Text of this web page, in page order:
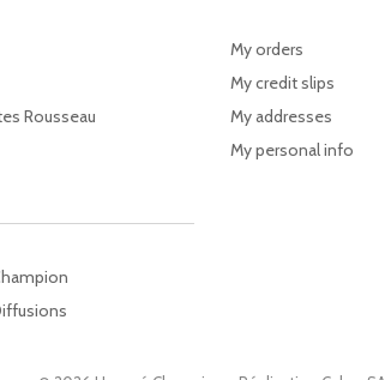
Rousseau
My orders
My credit slips
My addresses
My personal info